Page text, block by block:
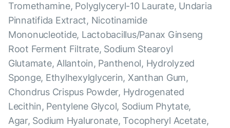
Tromethamine, Polyglyceryl-10 Laurate, Undaria
Pinnatifida Extract, Nicotinamide
Mononucleotide, Lactobacillus/Panax Ginseng
Root Ferment Filtrate, Sodium Stearoyl
Glutamate, Allantoin, Panthenol, Hydrolyzed
Sponge, Ethylhexylglycerin, Xanthan Gum,
Chondrus Crispus Powder, Hydrogenated
Lecithin, Pentylene Glycol, Sodium Phytate,
Agar, Sodium Hyaluronate, Tocopheryl Acetate,